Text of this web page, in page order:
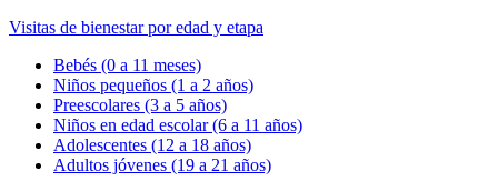
Visitas de bienestar por edad y etapa
Bebés (0 a 11 meses)
Niños pequeños (1 a 2 años)
Preescolares (3 a 5 años)
Niños en edad escolar (6 a 11 años)
Adolescentes (12 a 18 años)
Adultos jóvenes (19 a 21 años)